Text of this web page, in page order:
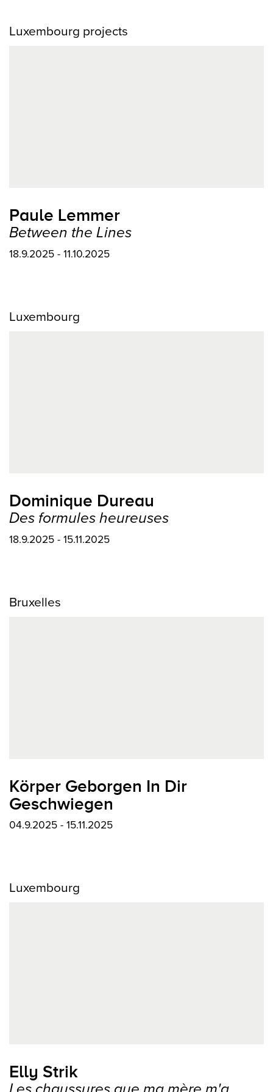
Luxembourg projects
Paule Lemmer
Between the Lines
18.9.2025 - 11.10.2025
Luxembourg
Dominique Dureau
Des formules heureuses
18.9.2025 - 15.11.2025
Bruxelles
Körper Geborgen In Dir
Geschwiegen
04.9.2025 - 15.11.2025
Luxembourg
Elly Strik